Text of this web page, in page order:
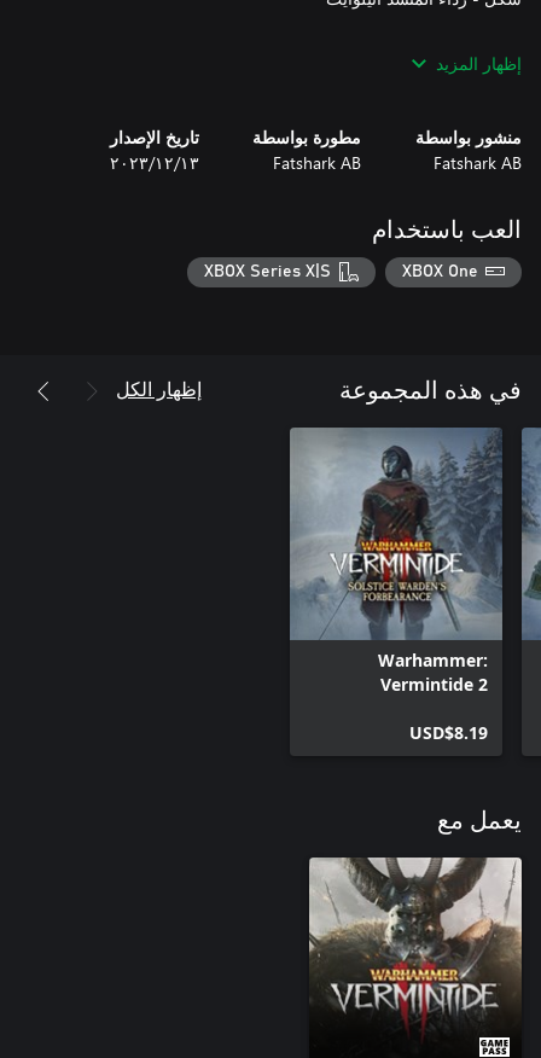
شكل - تحمل حارس الانقلاب الشمسي
إظهار المزيد
منشور بواسطة
Fatshark AB
مطورة بواسطة
Fatshark AB
تاريخ الإصدار
١٣‏/١٢‏/٢٠٢٣
العب باستخدام
XBOX One
XBOX Series X|S
في هذه المجموعة إظهار الكل
Warhammer:
Vermintide 2
Warden's
Forbearance
USD$8.19
يعمل مع